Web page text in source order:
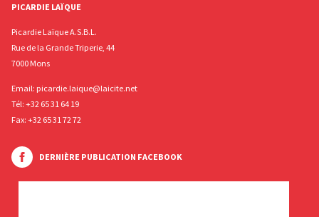
PICARDIE LAÏQUE
Picardie Laïque A.S.B.L.
Rue de la Grande Triperie, 44
7000 Mons
Email: picardie.laique@laicite.net
Tél: +32 65 31 64 19
Fax: +32 65 31 72 72
DERNIÈRE PUBLICATION FACEBOOK